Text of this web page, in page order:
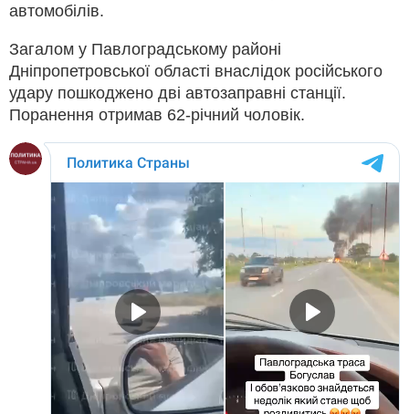
автомобілів.
Загалом у Павлоградському районі
Дніпропетровської області внаслідок російського
удару пошкоджено дві автозаправні станції.
Поранення отримав 62-річний чоловік.